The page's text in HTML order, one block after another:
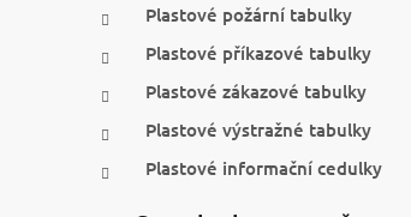
Plastové požární tabulky
Plastové příkazové tabulky
Plastové zákazové tabulky
Plastové výstražné tabulky
Plastové informační cedulky